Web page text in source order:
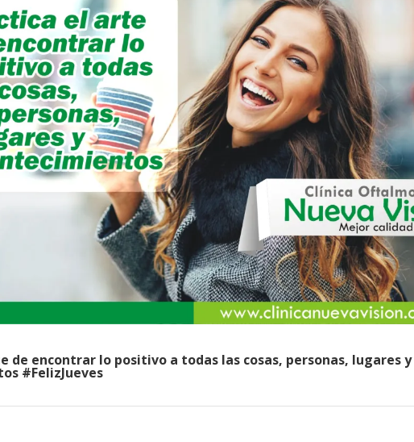
de encontrar lo positivo a todas las cosas, personas, lugares y
#FelizJueves